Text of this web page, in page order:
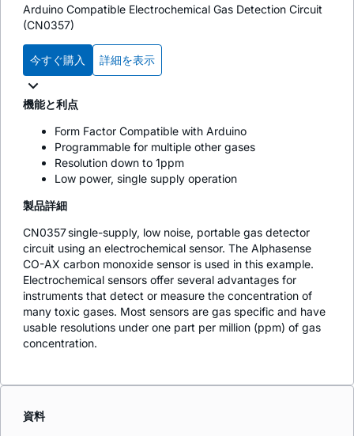
Arduino Compatible Electrochemical Gas Detection Circuit
(CN0357)
今すぐ購入 詳細を表示
機能と利点
Form Factor Compatible with Arduino
Programmable for multiple other gases
Resolution down to 1ppm
Low power, single supply operation
製品詳細
CN0357 single-supply, low noise, portable gas detector
circuit using an electrochemical sensor. The Alphasense
CO-AX carbon monoxide sensor is used in this example.
Electrochemical sensors offer several advantages for
instruments that detect or measure the concentration of
many toxic gases. Most sensors are gas specific and have
usable resolutions under one part per million (ppm) of gas
concentration.
資料